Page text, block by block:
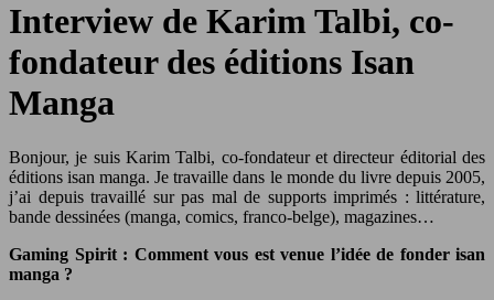
Interview de Karim Talbi, co-
fondateur des éditions Isan
Manga
Bonjour, je suis Karim Talbi, co-fondateur et directeur éditorial des
éditions isan manga. Je travaille dans le monde du livre depuis 2005,
j’ai depuis travaillé sur pas mal de supports imprimés : littérature,
bande dessinées (manga, comics, franco-belge), magazines…
Gaming Spirit : Comment vous est venue l’idée de fonder isan
manga ?